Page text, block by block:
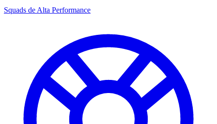
Squads de Alta Performance